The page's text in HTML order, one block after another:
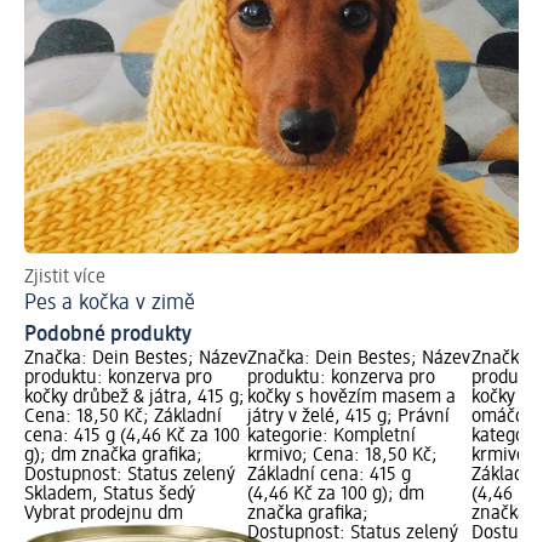
Zjistit více
Pes a kočka v zimě
Podobné produkty
Značka: Dein Bestes; Název
produktu: konzerva pro
kočky drůbež & játra, 415 g;
Cena: 18,50 Kč; Základní
cena: 415 g (4,46 Kč za 100
g); dm značka grafika;
Dostupnost: Status zelený
Skladem, Status šedý
Vybrat prodejnu dm
Značka: Dein Bestes; Název
produktu: konzerva pro
kočky s hovězím masem a
játry v želé, 415 g; Právní
kategorie: Kompletní
krmivo; Cena: 18,50 Kč;
Základní cena: 415 g
(4,46 Kč za 100 g); dm
značka grafika;
Dostupnost: Status zelený
Značka:
kočky s
omáčce,
krmivo;
Základní
(4,46 Kč
značka